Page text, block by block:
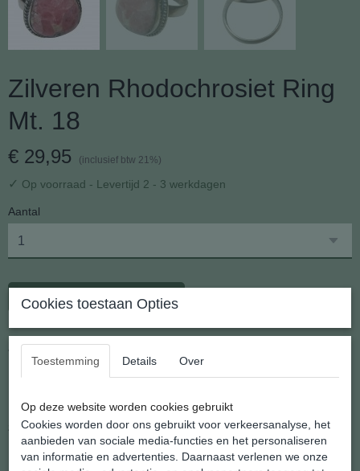
Zilveren Rhodochrosiet Ring
Mt. 18
€ 29,95 (inclusief btw 21%)
✓ Op voorraad - Levertijd 2 - 3 werkdagen
Aantal
In winkelwagen
Zilveren Rhodochrosiet Ring Mt. 18
Prachtige zilveren Rhodochrosiet ring, met de hand gesmeed in
De ring is van degelijke en zware kwaliteit.De interne breuklijnen
zorgen voor een eigen spel.
Ringmaat: 18.
Cookies toestaan Opties
Toestemming Details Over
Op deze website worden cookies gebruikt
Cookies worden door ons gebruikt voor verkeersanalyse, het
aanbieden van sociale media-functies en het personaliseren
van informatie en advertenties. Daarnaast verlenen we onze